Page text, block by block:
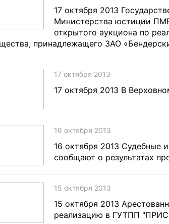
17 октября 2013
Министерства юстиции
открытого аукциона по
принадлежащего ЗАО
17 октября 2013
17 октября 2013 В
16 октября 2013
16 октября 2013 Судебные
сообщают о результатах
15 октября 2013
15 октября 2013
реализацию в ГУТПП